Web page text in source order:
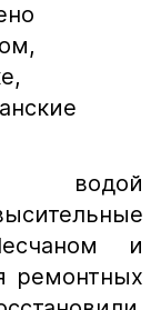
водой
и
ремонтных